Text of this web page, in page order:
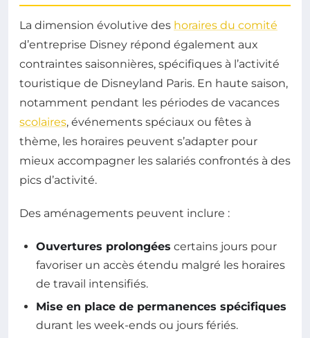
La dimension évolutive des horaires du comité
d’entreprise Disney répond également aux
contraintes saisonnières, spécifiques à l’activité
touristique de Disneyland Paris. En haute saison,
notamment pendant les périodes de vacances
scolaires, événements spéciaux ou fêtes à
thème, les horaires peuvent s’adapter pour
mieux accompagner les salariés confrontés à des
pics d’activité.
Des aménagements peuvent inclure :
Ouvertures prolongées certains jours pour
favoriser un accès étendu malgré les horaires
de travail intensifiés.
Mise en place de permanences spécifiques
durant les week-ends ou jours fériés.